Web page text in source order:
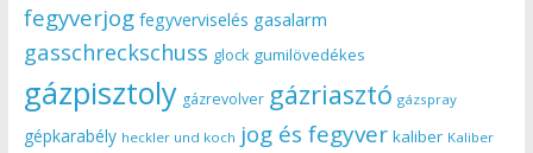
fegyverjog fegyverviselés gasalarm
gasschreckschuss glock gumilövedékes
gázpisztoly gázrevolver gázriasztó gázspray
gépkarabély heckler und koch jog és fegyver kaliber Kaliber